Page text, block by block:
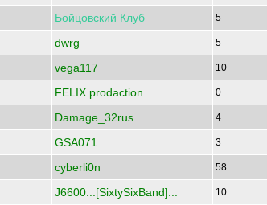
Бойцовский Клуб 5
dwrg 5
vega117 10
FELIX prodaction 0
Damage_32rus 4
GSA071 3
cyberli0n 58
J6600...[SixtySixBand]... 10